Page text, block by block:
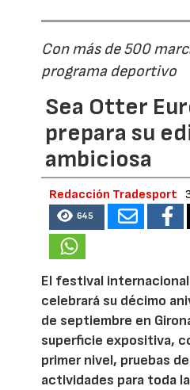
Con más de 500
programa deportivo
Sea Otter
prepara su
ambiciosa
Redacción Tradesport
645
El festival
celebrará su décimo
de septiembre en
superficie expositiva,
primer nivel, pruebas
actividades para toda